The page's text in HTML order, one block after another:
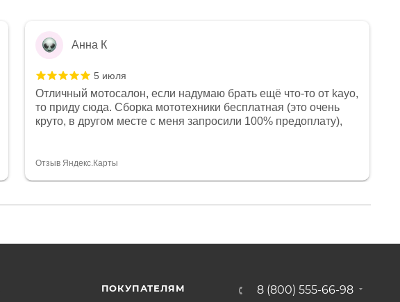
Анна К
5 июля
Отличный мотосалон, если надумаю брать ещё что-то от kayo,
то приду сюда. Сборка мототехники бесплатная (это очень
круто, в другом месте с меня запросили 100% предоплату),
спасибо отдельное, всегда на связи, очень детально всё
Отзыв Яндекс.Карты
ПОКУПАТЕЛЯМ 8 (800) 555-66-98